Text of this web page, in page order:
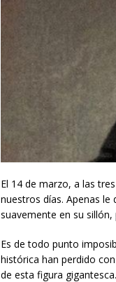
El 14 de marzo, a las
nuestros días. Apenas
suavemente en su
Es de todo punto
histórica han perdido
de esta figura gigantesca.